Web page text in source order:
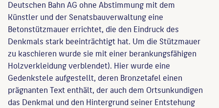
Deutschen Bahn AG ohne Abstimmung mit dem
Künstler und der Senatsbauverwaltung eine
Betonstützmauer errichtet, die den Eindruck des
Denkmals stark beeinträchtigt hat. Um die Stützmauer
zu kaschieren wurde sie mit einer berankungsfähigen
Holzverkleidung verblendet). Hier wurde eine
Gedenkstele aufgestellt, deren Bronzetafel einen
prägnanten Text enthält, der auch dem Ortsunkundigen
das Denkmal und den Hintergrund seiner Entstehung